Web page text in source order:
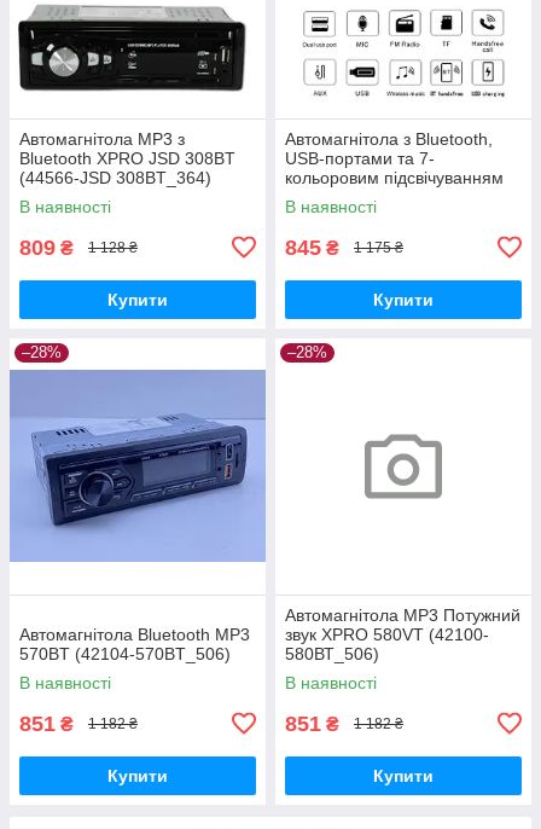
Автомагнітола MP3 з
Bluetooth XPRO JSD 308BT
(44566-JSD 308BT_364)
В наявності
809 ₴ 1 128 ₴
Купити
Автомагнітола з Bluetooth,
USB-портами та 7-
кольоровим підсвічуванням
XPRO JSD-521 BT (42460-
JSD-521_506)
В наявності
845 ₴ 1 175 ₴
Купити
–28%
Автомагнітола Bluetooth MP3
570BT (42104-570BT_506)
В наявності
851 ₴ 1 182 ₴
Купити
–28%
Автомагнітола MP3 Потужний
звук XPRO 580VT (42100-
580ВТ_506)
В наявності
851 ₴ 1 182 ₴
Купити